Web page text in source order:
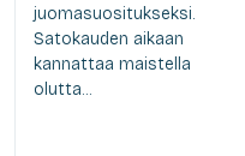
juomasuositukseksi.
Satokauden aikaan
kannattaa maistella
olutta...